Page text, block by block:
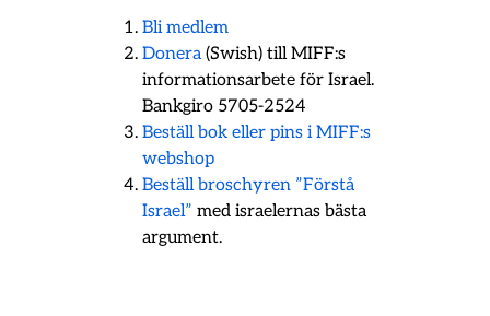
Bli medlem
Donera(Swish) till MIFF:s
informationsarbete för Israel.
Bankgiro 5705-2524
Beställ bok eller pins i MIFF:s
webshop
Beställ broschyren ”Förstå
Israel” med israelernas bästa
argument.